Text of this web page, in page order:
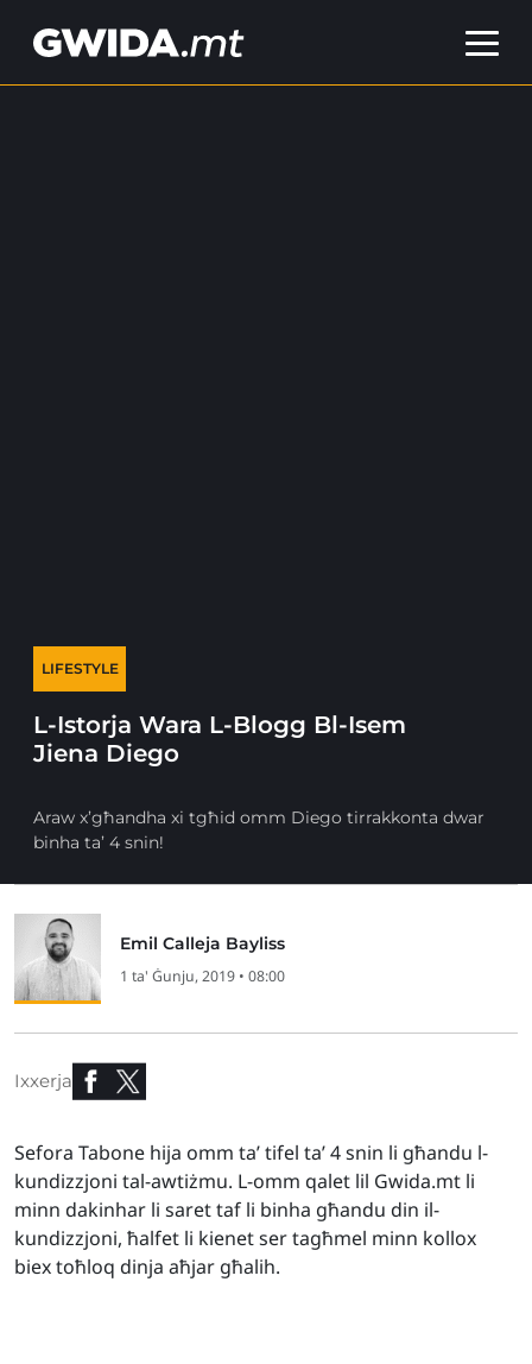
LIFESTYLE
L-Istorja Wara L-Blogg Bl-Isem
Jiena Diego
Araw x’għandha xi tgħid omm Diego tirrakkonta dwar
binha ta’ 4 snin!
Emil Calleja Bayliss
1 ta' Ġunju, 2019 • 08:00
Ixxerja
Sefora Tabone hija omm ta’ tifel ta’ 4 snin li għandu l-
kundizzjoni tal-awtiżmu. L-omm qalet lil Gwida.mt li
minn dakinhar li saret taf li binha għandu din il-
kundizzjoni, ħalfet li kienet ser tagħmel minn kollox
biex toħloq dinja aħjar għalih.